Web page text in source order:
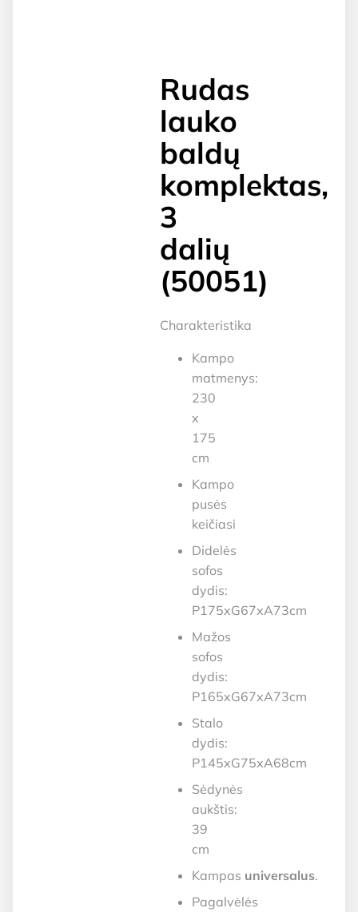
Rudas
lauko
baldų
komplektas,
3
dalių
(50051)
Charakteristika
Kampo
matmenys:
230
x
175
cm
Kampo
pusės
keičiasi
Didelės
sofos
dydis:
P175xG67xA73cm
Mažos
sofos
dydis:
P165xG67xA73cm
Stalo
dydis:
P145xG75xA68cm
Sėdynės
aukštis:
39
cm
Kampas universalus.
Pagalvėlės